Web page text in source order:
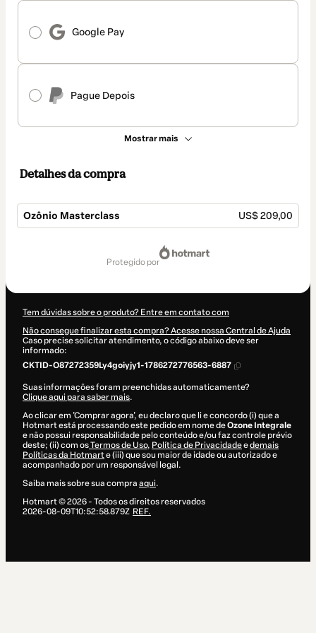
Google Pay
Pague Depois
Mostrar mais
Detalhes da compra
Ozônio Masterclass US$ 209,00
protegido por
Tem dúvidas sobre o produto? Entre em contato com
Não consegue finalizar esta compra? Acesse nossa Central de Ajuda
Caso precise solicitar atendimento, o código abaixo deve ser
informado:
CKTID-O87272359Ly4goiyjy1-1786272776563-6887
Suas informações foram preenchidas automaticamente?
Clique aqui para saber mais.
Ao clicar em 'Comprar agora', eu declaro que li e concordo (i) que a
Hotmart está processando este pedido em nome deOzone Integrale
e não possui responsabilidade pelo conteúdo e/ou faz controle prévio
deste; (ii) com osTermos de Uso, Política de Privacidadeedemais
Políticas da Hotmarte (iii) que sou maior de idade ou autorizado e
acompanhado por um responsável legal.
Saiba mais sobre sua compra aqui.
Hotmart ©2026- Todos os direitos reservados
2026-08-09T10:52:58.879Z REF.